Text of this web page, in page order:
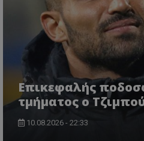
Επικεφαλής
τμήματος ο
10.08.2026 - 22:33